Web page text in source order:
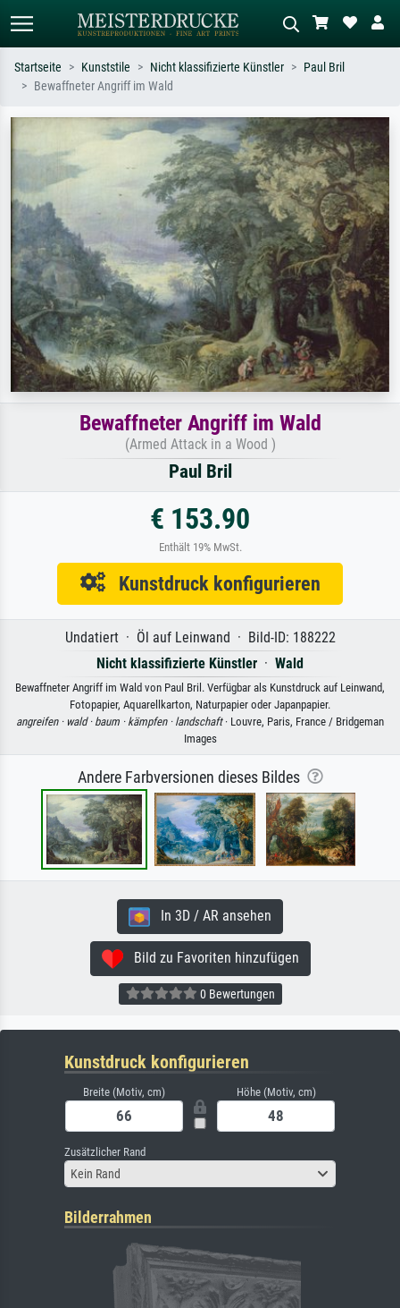
Suchen Sie nach Künstlern, Werktiteln
oder Stilen – z.B. Monet,
Sternennacht, Impressionismus, Welle
Beschreiben Sie die Szene – z.B. Grüne
Wiese, Abstrakt mit viel Rot, Dunkles
Ölgemälde, Stehender Akt neben einem
Baum.
Startseite Kunststile Nicht klassifizierte Künstler
Paul Bril
Bewaffneter Angriff im Wald
Bewaffneter Angriff im Wald
(Armed Attack in a Wood )
Paul Bril
€ 153.90
Enthält 19% MwSt.
Kunstdruck konfigurieren
Undatiert · Öl auf Leinwand · Bild-ID: 188222
Nicht klassifizierte Künstler · Wald
Bewaffneter Angriff im Wald von Paul Bril. Verfügbar als Kunstdruck auf Leinwand,
Fotopapier, Aquarellkarton, Naturpapier oder Japanpapier.
angreifen · wald · baum · kämpfen · landschaft· Louvre, Paris, France / Bridgeman
Images
Andere Farbversionen dieses Bildes
In 3D / AR ansehen
Bild zu Favoriten hinzufügen
0 Bewertungen
Kunstdruck konfigurieren
Breite (Motiv, cm) Höhe (Motiv, cm)
Zusätzlicher Rand
Kein Rand
Bilderrahmen